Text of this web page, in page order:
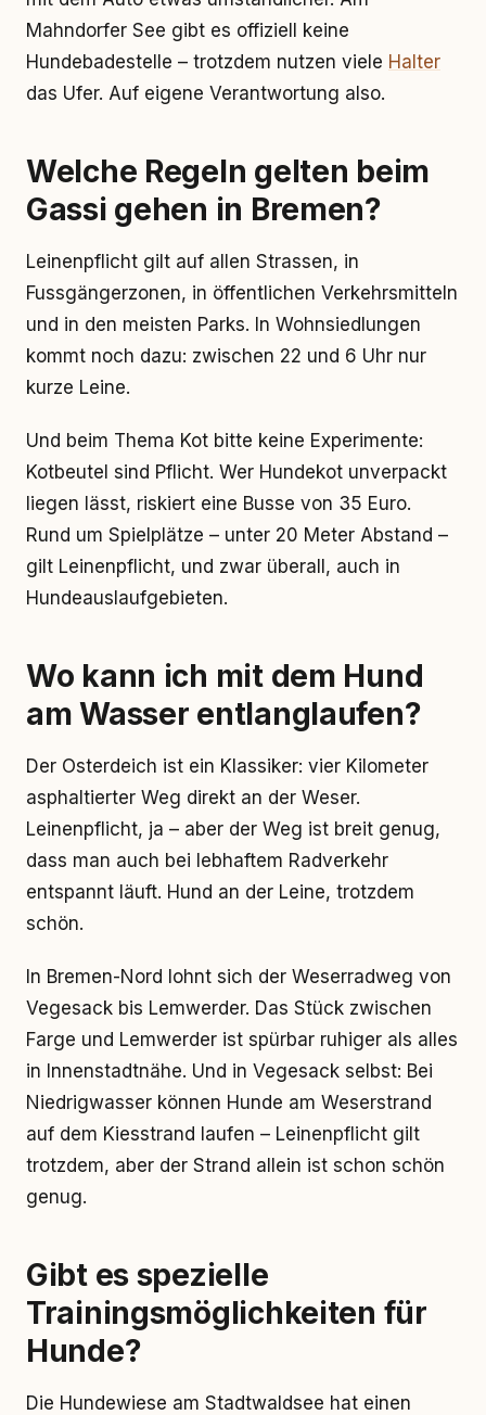
Mahndorfer See gibt es offiziell keine
Hundebadestelle – trotzdem nutzen viele Halter
das Ufer. Auf eigene Verantwortung also.
Welche Regeln gelten beim
Gassi gehen in Bremen?
Leinenpflicht gilt auf allen Strassen, in
Fussgängerzonen, in öffentlichen Verkehrsmitteln
und in den meisten Parks. In Wohnsiedlungen
kommt noch dazu: zwischen 22 und 6 Uhr nur
kurze Leine.
Und beim Thema Kot bitte keine Experimente:
Kotbeutel sind Pflicht. Wer Hundekot unverpackt
liegen lässt, riskiert eine Busse von 35 Euro.
Rund um Spielplätze – unter 20 Meter Abstand –
gilt Leinenpflicht, und zwar überall, auch in
Hundeauslaufgebieten.
Wo kann ich mit dem Hund
am Wasser entlanglaufen?
Der Osterdeich ist ein Klassiker: vier Kilometer
asphaltierter Weg direkt an der Weser.
Leinenpflicht, ja – aber der Weg ist breit genug,
dass man auch bei lebhaftem Radverkehr
entspannt läuft. Hund an der Leine, trotzdem
schön.
In Bremen-Nord lohnt sich der Weserradweg von
Vegesack bis Lemwerder. Das Stück zwischen
Farge und Lemwerder ist spürbar ruhiger als alles
in Innenstadtnähe. Und in Vegesack selbst: Bei
Niedrigwasser können Hunde am Weserstrand
auf dem Kiesstrand laufen – Leinenpflicht gilt
trotzdem, aber der Strand allein ist schon schön
genug.
Gibt es spezielle
Trainingsmöglichkeiten für
Hunde?
Die Hundewiese am Stadtwaldsee hat einen